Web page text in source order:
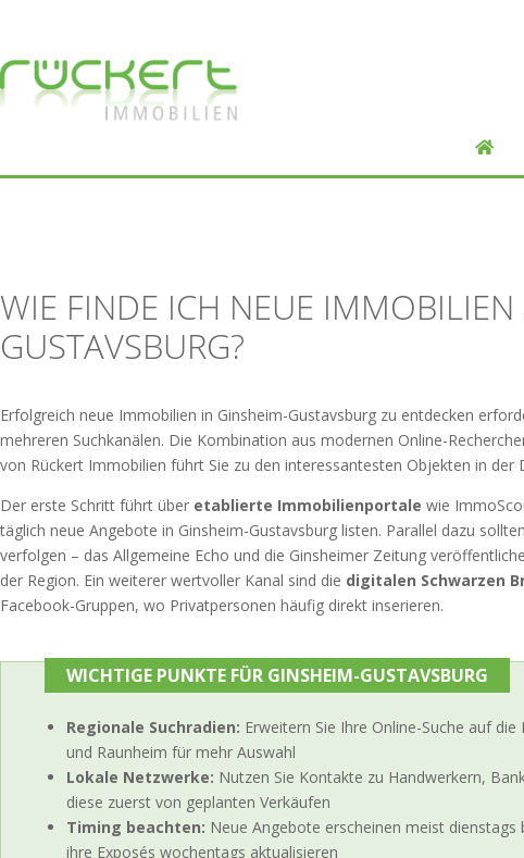
WIE FINDE ICH NEUE
GUSTAVSBURG?
Erfolgreich neue Immobilien in Ginsheim-Gustavsburg zu entdecken
mehreren Suchkanälen. Die Kombination aus modernen Online-
von Rückert Immobilien führt Sie zu den interessantesten Objekten in der
Der erste Schritt führt über etablierte Immobilienportale wie
täglich neue Angebote in Ginsheim-Gustavsburg listen. Parallel dazu
verfolgen – das Allgemeine Echo und die Ginsheimer Zeitung
der Region. Ein weiterer wertvoller Kanal sind die digitalen Schwarzen
Facebook-Gruppen, wo Privatpersonen häufig direkt inserieren.
WICHTIGE PUNKTE FÜR GINSHEIM-GUSTAVSBURG
Regionale Suchradien: Erweitern Sie Ihre Online-Suche auf
und Raunheim für mehr Auswahl
Lokale Netzwerke: Nutzen Sie Kontakte zu Handwerkern,
diese zuerst von geplanten Verkäufen
Timing beachten: Neue Angebote erscheinen meist
ihre Exposés wochentags aktualisieren